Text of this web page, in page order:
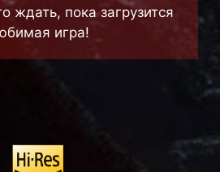
ждать, пока загрузится
игра!